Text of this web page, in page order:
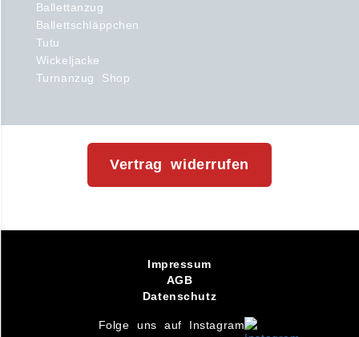
Ballettanzug
Ballettschläppchen
Tutu
Wickeljacke
Turnanzug Shop
Vertrag widerrufen
Impressum
AGB
Datenschutz
Folge uns auf Instagram